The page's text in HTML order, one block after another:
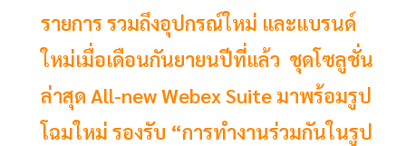
รายการ รวมถึงอุปกรณ์ใหม่ และแบรนด์
ใหม่เมื่อเดือนกันยายนปีที่แล้ว ชุดโซลูชั่น
ล่าสุด All-new Webex Suite มาพร้อมรูป
โฉมใหม่ รองรับ “การทำงานร่วมกันในรูป